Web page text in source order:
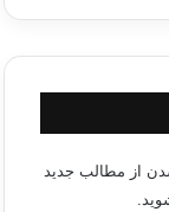
از مطالب جدید